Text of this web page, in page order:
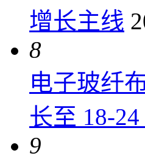
增长主线
8
电子玻纤
长至 18-24
9